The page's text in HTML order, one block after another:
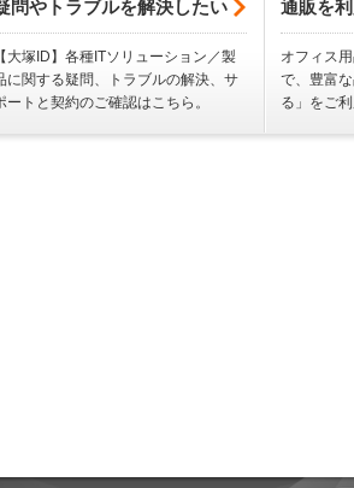
問やトラブルを解決したい
【大塚ID】各種ITソリューション／製
に関する疑問、トラブルの解決、サ
ートと契約のご確認はこちら。
通販を
オフィス
で、豊富
る」をご利